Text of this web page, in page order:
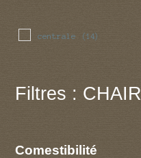
centrale (14)
Filtres : CHAIR
Comestibilité